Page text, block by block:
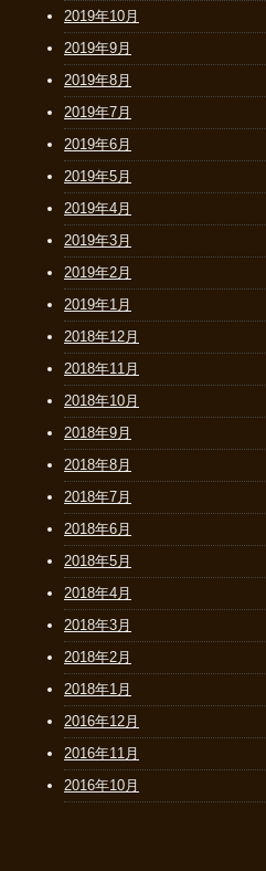
2019年10月
2019年9月
2019年8月
2019年7月
2019年6月
2019年5月
2019年4月
2019年3月
2019年2月
2019年1月
2018年12月
2018年11月
2018年10月
2018年9月
2018年8月
2018年7月
2018年6月
2018年5月
2018年4月
2018年3月
2018年2月
2018年1月
2016年12月
2016年11月
2016年10月